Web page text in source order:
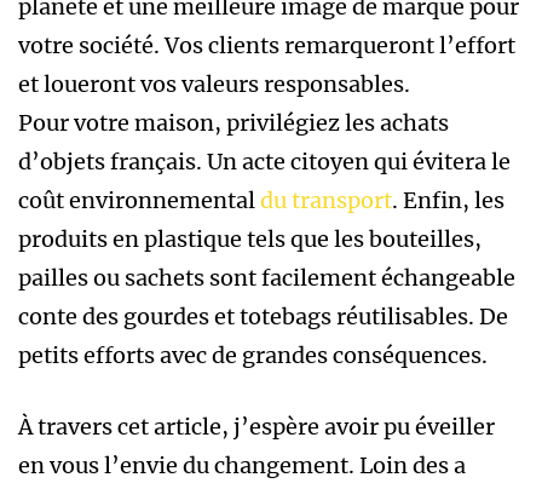
planète et une meilleure image de marque pour
votre société. Vos clients remarqueront l’effort
et loueront vos valeurs responsables.
Pour votre maison, privilégiez les achats
d’objets français. Un acte citoyen qui évitera le
coût environnementaldu transport. Enfin, les
produits en plastique tels que les bouteilles,
pailles ou sachets sont facilement échangeable
conte des gourdes et totebags réutilisables. De
petits efforts avec de grandes conséquences.
À travers cet article, j’espère avoir pu éveiller
en vous l’envie du changement. Loin des a